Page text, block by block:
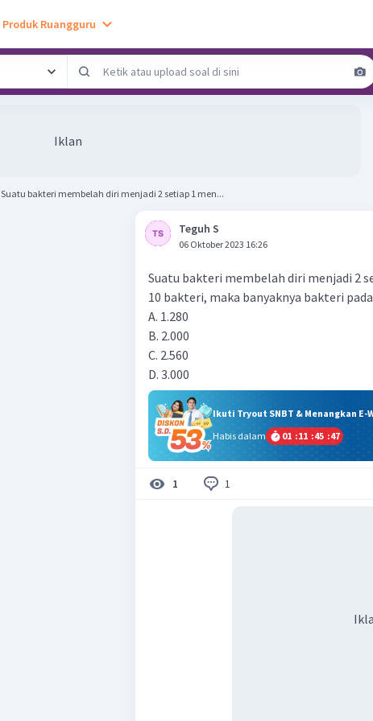
Produk Ruangguru
Iklan
Suatu bakteri membelah diri menjadi 2 setiap 1 men...
Teguh S
06 Oktober 2023 16:26
Suatu bakteri membelah diri menjadi 2
10 bakteri, maka banyaknya bakteri
A. 1.280
B. 2.000
C. 2.560
D. 3.000
Ikuti Tryout SNBT & Menangkan E-
Habis dalam
01 :11 :45 :46
1 1